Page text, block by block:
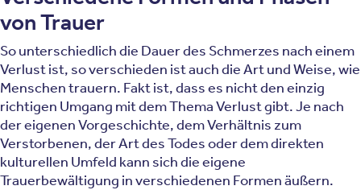
von Trauer
So unterschiedlich die Dauer des Schmerzes nach einem
Verlust ist, so verschieden ist auch die Art und Weise, wie
Menschen trauern. Fakt ist, dass es nicht den einzig
richtigen Umgang mit dem Thema Verlust gibt. Je nach
der eigenen Vorgeschichte, dem Verhältnis zum
Verstorbenen, der Art des Todes oder dem direkten
kulturellen Umfeld kann sich die eigene
Trauerbewältigung in verschiedenen Formen äußern.